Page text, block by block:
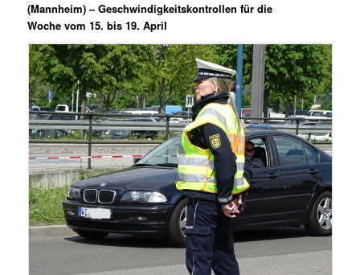
(Mannheim) –Geschwindigkeitskontrollen für die
Woche vom 15. bis 19. April